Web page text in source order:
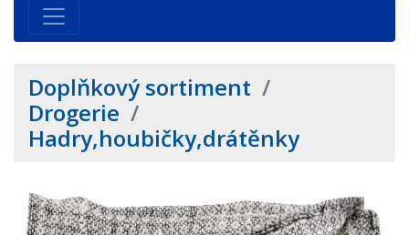
Doplňkový sortiment /
Drogerie /
Hadry,houbičky,drátěnky